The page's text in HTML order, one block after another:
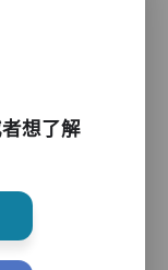
杖,輪椅
員
想了解